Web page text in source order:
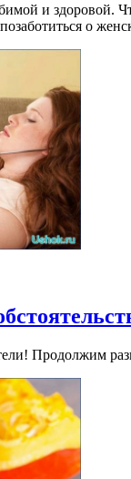
и здоровой.
о
Продолжим